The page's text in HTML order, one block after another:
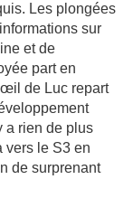
Les plongées
sur
et de
part en
de Luc repart
a rien de plus
vers le S3 en
de surprenant